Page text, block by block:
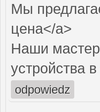
Мы
цена</a>
Наши
устройства
odpowiedz